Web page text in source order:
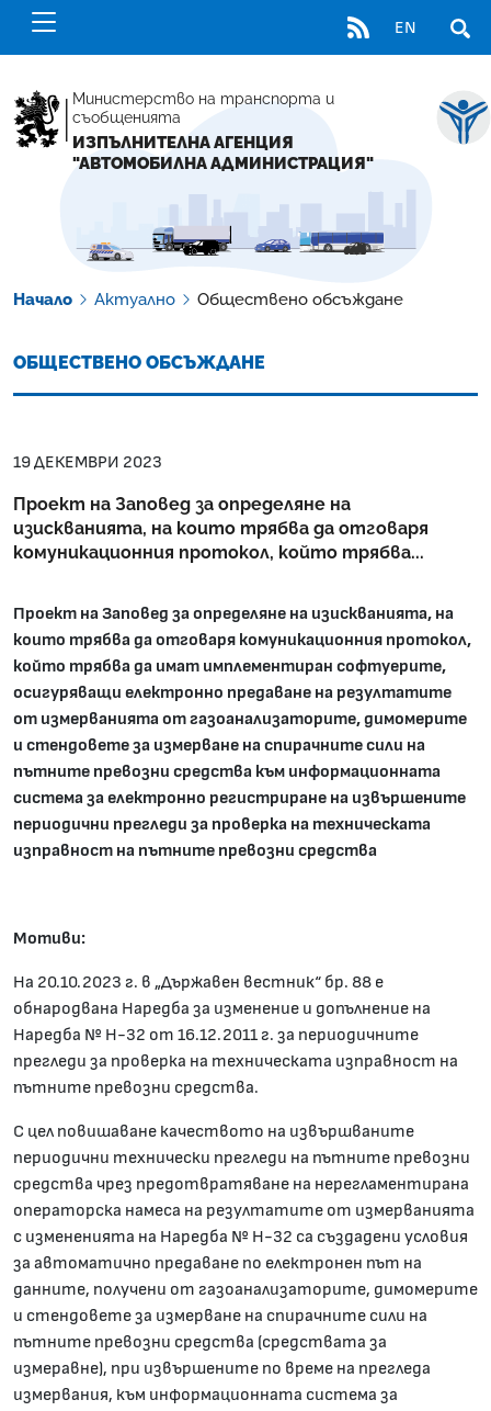
RSS EN
Министерство на транспорта и
съобщенията
ИЗПЪЛНИТЕЛНА АГЕНЦИЯ
"АВТОМОБИЛНА АДМИНИСТРАЦИЯ"
Начало Актуално Обществено обсъждане
ОБЩЕСТВЕНО ОБСЪЖДАНЕ
19 ДЕКЕМВРИ 2023
Проект на Заповед за определяне на
изискванията, на които трябва да отговаря
комуникационния протокол, който трябва...
Проект на Заповед за определяне на изискванията, на
които трябва да отговаря комуникационния протокол,
който трябва да имат имплементиран софтуерите,
осигуряващи електронно предаване на резултатите
от измерванията от газоанализаторите, димомерите
и стендовете за измерване на спирачните сили на
пътните превозни средства към информационната
система за електронно регистриране на извършените
периодични прегледи за проверка на техническата
изправност на пътните превозни средства
Мотиви:
На 20.10.2023 г. в „Държавен вестник“ бр. 88 е
обнародвана Наредба за изменение и допълнение на
Наредба № Н-32 от 16.12.2011 г. за периодичните
прегледи за проверка на техническата изправност на
пътните превозни средства.
С цел повишаване качеството на извършваните
периодични технически прегледи на пътните превозни
средства чрез предотвратяване на нерегламентирана
операторска намеса на резултатите от измерванията
с измененията на Наредба № Н-32 са създадени условия
за автоматично предаване по електронен път на
данните, получени от газоанализаторите, димомерите
и стендовете за измерване на спирачните сили на
пътните превозни средства (средствата за
измеравне), при извършените по време на прегледа
измервания, към информационната система за